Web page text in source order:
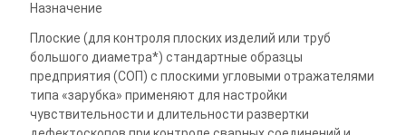
Назначение
Плоские (для контроля плоских изделий или труб
большого диаметра*) стандартные образцы
предприятия (СОП) с плоскими угловыми отражателями
типа «зарубка» применяют для настройки
чувствительности и длительности развертки